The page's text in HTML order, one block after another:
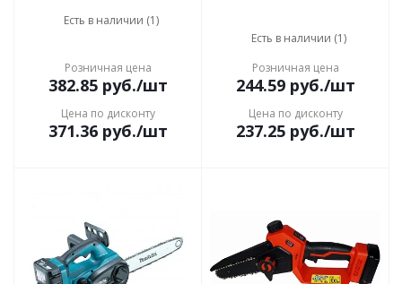
Есть в наличии (1)
Розничная цена
382.85руб./шт
Цена по дисконту
371.36руб./шт
Есть в наличии (1)
Розничная цена
244.59руб./шт
Цена по дисконту
237.25руб./шт